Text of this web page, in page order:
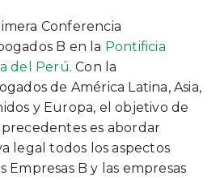
Conferencia
B en la Pontificia
del Perú. Con la
de América Latina, Asia,
y Europa, el objetivo de
es abordar
legal todos los aspectos
Empresas B y las empresas